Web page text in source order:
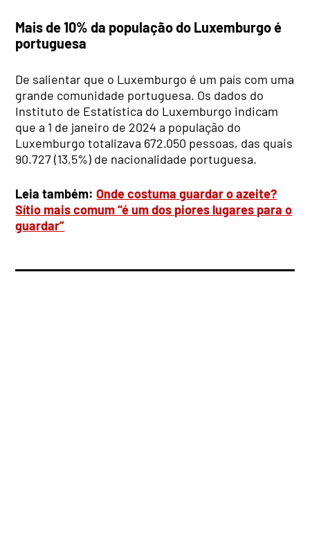
Mais de 10% da população do Luxemburgo é
portuguesa
De salientar que o Luxemburgo é um país com uma
grande comunidade portuguesa. Os dados do
Instituto de Estatística do Luxemburgo indicam
que a 1 de janeiro de 2024 a população do
Luxemburgo totalizava 672.050 pessoas, das quais
90.727 (13,5%) de nacionalidade portuguesa.
Leia também:Onde costuma guardar o azeite?
Sítio mais comum “é um dos piores lugares para o
guardar”